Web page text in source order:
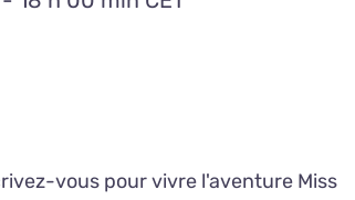
vous pour vivre l'aventure Miss